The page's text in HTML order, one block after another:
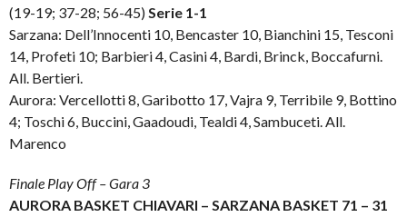
(19-19; 37-28; 56-45) Serie 1-1
Sarzana: Dell’Innocenti 10, Bencaster 10, Bianchini 15, Tesconi
14, Profeti 10; Barbieri 4, Casini 4, Bardi, Brinck, Boccafurni.
All. Bertieri.
Aurora: Vercellotti 8, Garibotto 17, Vajra 9, Terribile 9, Bottino
4; Toschi 6, Buccini, Gaadoudi, Tealdi 4, Sambuceti. All.
Marenco
Finale Play Off – Gara 3
AURORA BASKET CHIAVARI – SARZANA BASKET 71 – 31